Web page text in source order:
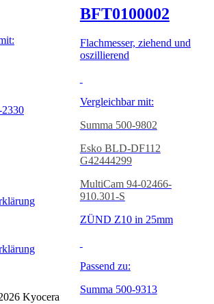
BFT0100002
Flachmesser, ziehend und
oszillierend
Vergleichbar mit:
Summa 500-9802
Esko BLD-DF112
G42444299
MultiCam 94-02466-
910.301-S
ZÜND Z10 in 25mm
Passend zu:
Summa 500-9313
Kyocera